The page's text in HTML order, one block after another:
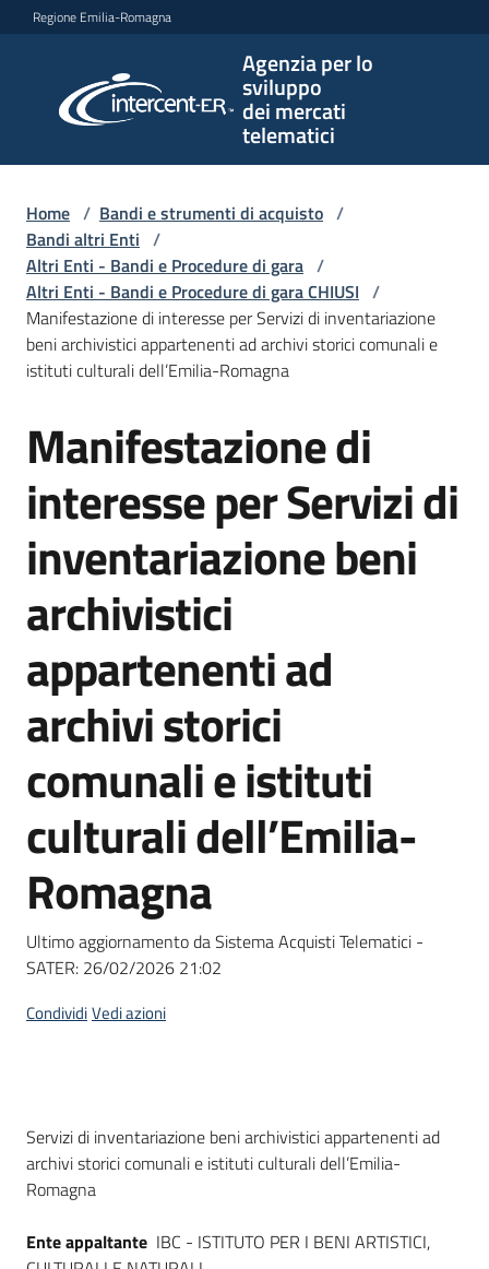
Vai al contenuto
Vai alla navigazione
Vai al footer
Regione Emilia-Romagna
Agenzia per lo
sviluppo
dei mercati
telematici
per lo
sviluppo
telematici
L'Agenzia
e
strumenti
acquisto
Supporto
Piattaforme
telematiche
English
site
su
Home / Bandi e strumenti di acquisto /
Bandi altri Enti /
Altri Enti - Bandi e Procedure di gara /
Altri Enti - Bandi e Procedure di gara CHIUSI /
Manifestazione di interesse per Servizi di inventariazione
beni archivistici appartenenti ad archivi storici comunali e
istituti culturali dell’Emilia-Romagna
Salta al contenuto
Manifestazione di
interesse per Servizi di
inventariazione beni
archivistici
appartenenti ad
archivi storici
comunali e istituti
culturali dell’Emilia-
Romagna
Ultimo aggiornamento da Sistema Acquisti Telematici -
SATER: 26/02/2026 21:02
CondividiVedi azioni
Dati del bando
Servizi di inventariazione beni archivistici appartenenti ad
archivi storici comunali e istituti culturali dell’Emilia-
Romagna
Ente appaltante IBC - ISTITUTO PER I BENI ARTISTICI,